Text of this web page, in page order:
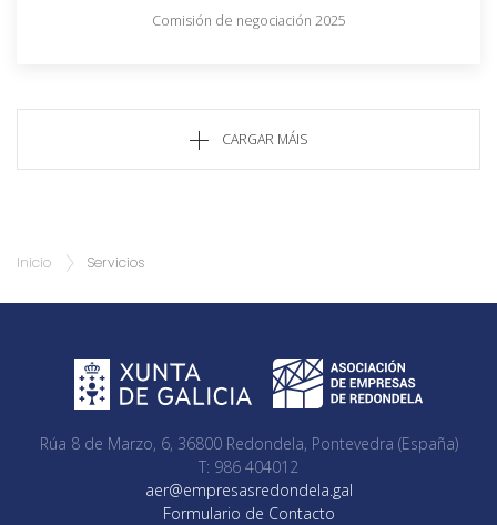
Comisión de negociación 2025
CARGAR MÁIS
Inicio Servicios
Rúa 8 de Marzo, 6, 36800 Redondela, Pontevedra (España)
T: 986 404012
aer@empresasredondela.gal
Formulario de Contacto